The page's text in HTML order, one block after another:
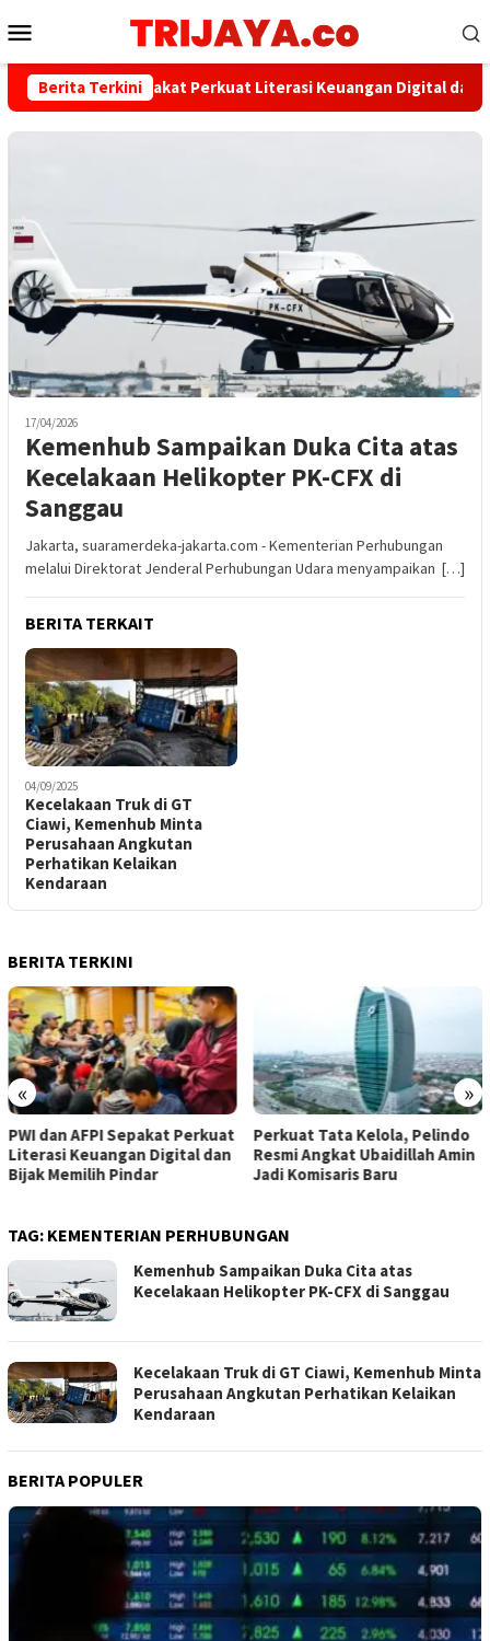
ke
Mobile
Berita Terkini
dan AFPI Sepakat Perkuat Literasi Keuangan Digital dan
17/04/2026
Kemenhub Sampaikan Duka Cita atas
Kecelakaan Helikopter PK-CFX di
Sanggau
Jakarta, suaramerdeka-jakarta.com - Kementerian Perhubungan
melalui Direktorat Jenderal Perhubungan Udara menyampaikan […]
BERITA TERKAIT
04/09/2025
Kecelakaan Truk di GT
Ciawi, Kemenhub Minta
Perusahaan Angkutan
Perhatikan Kelaikan
Kendaraan
BERITA TERKINI
« »
PWI dan AFPI Sepakat Perkuat
Literasi Keuangan Digital dan
Bijak Memilih Pindar
​Perkuat Tata Kelola, Pelindo
Resmi Angkat Ubaidillah Amin
Jadi Komisaris Baru
TAG: KEMENTERIAN PERHUBUNGAN
Kemenhub Sampaikan Duka Cita atas
Kecelakaan Helikopter PK-CFX di Sanggau
Kecelakaan Truk di GT Ciawi, Kemenhub Minta
Perusahaan Angkutan Perhatikan Kelaikan
Kendaraan
BERITA POPULER